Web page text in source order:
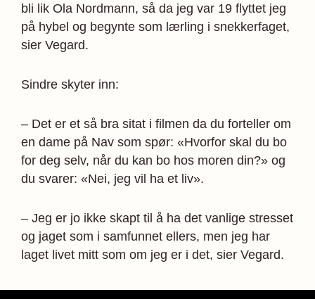
bli lik Ola Nordmann, så da jeg var 19 flyttet jeg
på hybel og begynte som lærling i snekkerfaget,
sier Vegard.
Sindre skyter inn:
– Det er et så bra sitat i filmen da du forteller om
en dame på Nav som spør: «Hvorfor skal du bo
for deg selv, når du kan bo hos moren din?» og
du svarer: «Nei, jeg vil ha et liv».
– Jeg er jo ikke skapt til å ha det vanlige stresset
og jaget som i samfunnet ellers, men jeg har
laget livet mitt som om jeg er i det, sier Vegard.